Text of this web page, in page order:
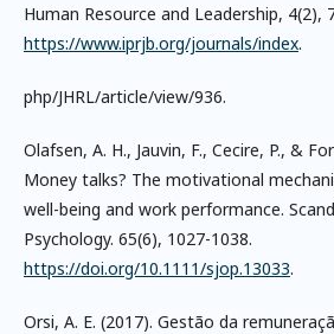
Human Resource and Leadership, 4(2),
https://www.iprjb.org/journals/index.
php/JHRL/article/view/936.
Olafsen, A. H., Jauvin, F., Cecire, P., &
Money talks? The motivational
well-being and work performance.
Psychology. 65(6), 1027-1038.
https://doi.org/10.1111/sjop.13033.
Orsi, A. E. (2017). Gestão da